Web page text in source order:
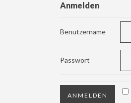
Anmelden
Benutzername
Passwort